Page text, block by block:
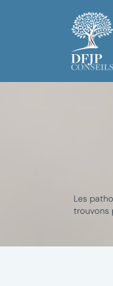
Les
trouvons